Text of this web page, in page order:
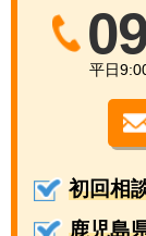
平日
初回相
鹿児島